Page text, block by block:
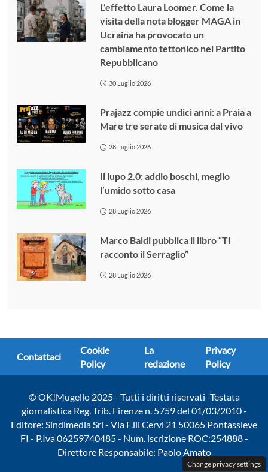
L’effetto Laura Loomer. Come la
visita della nota blogger MAGA in
Ucraina ha provocato un
cambiamento tettonico nel Partito
Repubblicano
30 Luglio 2026
Prajazz compie undici anni: a Praia a
Mare tre serate di musica dal vivo
28 Luglio 2026
Il lupo 2.0: addio boschi, meglio
l’umido sotto casa
28 Luglio 2026
Marco Baldi pubblica il libro “Ti
racconto il Serraglio”
28 Luglio 2026
Contattaci
Cookie
Policy
La
redazione
Privacy
Policy
© OK!Mugello 2025 - Tutti i diritti riservati -Testata
giornalistica Reg. Trib. Firenze n. 5759 del 01/03/2010 -
Editore: Sindimedia Srl - Via F.lli Cervi 21 50065 Pontassieve
FI - P.Iva 06259740485 - Num. iscrizione ROC:254888 -
Direttore Responsabile: Paolo Amato
Change privacy settings